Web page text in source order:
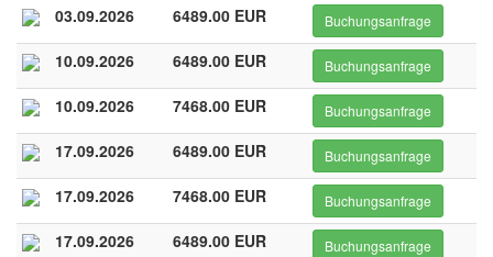
03.09.2026 6489.00 EUR Buchungsanfrage
10.09.2026 6489.00 EUR Buchungsanfrage
10.09.2026 7468.00 EUR Buchungsanfrage
17.09.2026 6489.00 EUR Buchungsanfrage
17.09.2026 7468.00 EUR Buchungsanfrage
17.09.2026 6489.00 EUR Buchungsanfrage